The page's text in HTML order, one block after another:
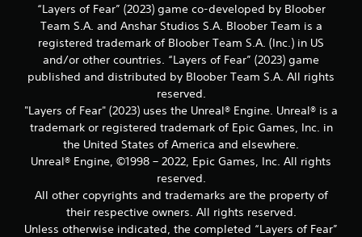
a
c
i
o
n
e
s
“Layers of Fear” (2023) game co-developed by Bloober
Team S.A. and Anshar Studios S.A. Bloober Team is a
registered trademark of Bloober Team S.A. (Inc.) in US
and/or other countries. “Layers of Fear” (2023) game
published and distributed by Bloober Team S.A. All rights
reserved.
"Layers of Fear" (2023) uses the Unreal® Engine. Unreal® is a
trademark or registered trademark of Epic Games, Inc. in
the United States of America and elsewhere.
Unreal® Engine, ©1998 – 2022, Epic Games, Inc. All rights
reserved.
All other copyrights and trademarks are the property of
their respective owners. All rights reserved.
Unless otherwise indicated, the completed “Layers of Fear”